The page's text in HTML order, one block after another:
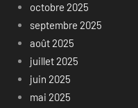
octobre 2025
septembre 2025
août 2025
juillet 2025
juin 2025
mai 2025